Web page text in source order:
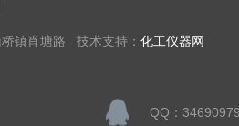
镇肖塘路 技术支持： 化工仪器网
QQ：